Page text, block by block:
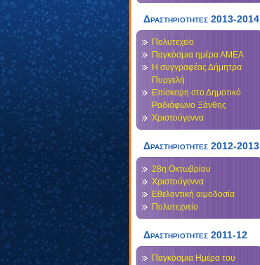
Δραστηριότητες 2013-2014
Πολυτεχείο
Παγκόσμια ημέρα ΑΜΕΑ
Η συγγραφέας Δήμητρα
Πυργελή
Επίσκεψη στο Δημοτικό
Ραδιόφωνο Ξάνθης
Χριστούγεννα
Δραστηριοτητες 2012-2013
28η Οκτωβρίου
Χριστούγεννα
Εθελοντική αιμοδοσία
Πολυτεχνείο
Δραστηριοτητες 2011-12
Παγκόσμια Ημέρα του